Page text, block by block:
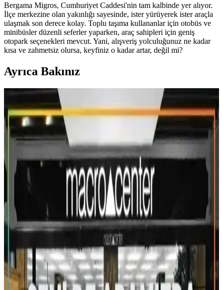
Bergama Migros, Cumhuriyet Caddesi'nin tam kalbinde yer alıyor.
İlçe merkezine olan yakınlığı sayesinde, ister yürüyerek ister araçla
ulaşmak son derece kolay. Toplu taşıma kullananlar için otobüs ve
minibüsler düzenli seferler yaparken, araç sahipleri için geniş
otopark seçenekleri mevcut. Yani, alışveriş yolculuğunuz ne kadar
kısa ve zahmetsiz olursa, keyfiniz o kadar artar, değil mi?
Ayrıca Bakınız
Bursa'da Uygun Fiyatlı Alışveriş Noktaları ve
Büyük Mağaza Seçenekleri
Bursa'da uygun fiyatlı alışveriş seçenekleri ve büyük mağaza
zincirleri hakkında detaylar, indirimler ve ihtiyaçlara uygun mağaza
2025'te Bergama Migros ile Alışverişte Konfor ve
Güvenin Sırrı
Bergama Migros’ta güvenli ve avantajlı alışverişin keyfini çıkarın.
Güncel kampanyaları kaçırmayın, hemen keşfedin!
Bershka'da İnternetten Alınan Ürünü Mağazada
Değiştirmek 2025'te Nasıl Mümkün?
Bershka'da internetten alınan ürünleri mağazada değiştirmek için
gerekli şartları ve adımları 2025 güncel rehberimizle keşfedin.
Hemen inceleyin!